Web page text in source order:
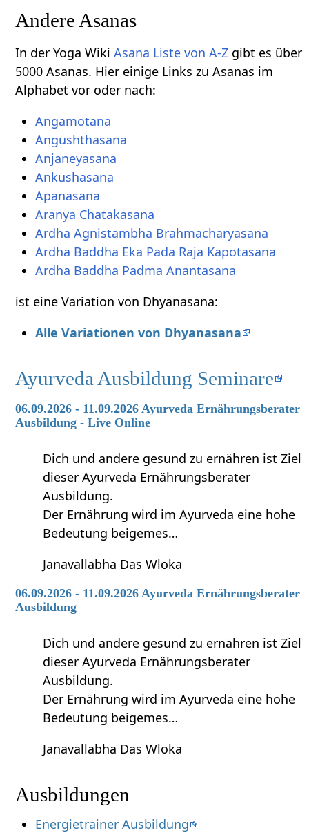
Andere Asanas
In der Yoga WikiAsana Liste von A-Z gibt es über
5000 Asanas. Hier einige Links zu Asanas im
Alphabet vor oder nach:
Angamotana
Angushthasana
Anjaneyasana
Ankushasana
Apanasana
Aranya Chatakasana
Ardha Agnistambha Brahmacharyasana
Ardha Baddha Eka Pada Raja Kapotasana
Ardha Baddha Padma Anantasana
ist eine Variation von Dhyanasana:
Alle Variationen von Dhyanasana
Ayurveda Ausbildung Seminare
06.09.2026 - 11.09.2026 Ayurveda Ernährungsberater
Ausbildung - Live Online
Dich und andere gesund zu ernähren ist Ziel
dieser Ayurveda Ernährungsberater
Ausbildung.
Der Ernährung wird im Ayurveda eine hohe
Bedeutung beigemes…
Janavallabha Das Wloka
06.09.2026 - 11.09.2026 Ayurveda Ernährungsberater
Ausbildung
Dich und andere gesund zu ernähren ist Ziel
dieser Ayurveda Ernährungsberater
Ausbildung.
Der Ernährung wird im Ayurveda eine hohe
Bedeutung beigemes…
Janavallabha Das Wloka
Ausbildungen
Energietrainer Ausbildung